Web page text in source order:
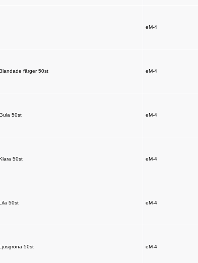
eM-4
färger 50st eM-4
50st eM-4
50st eM-4
50st eM-4
50st eM-4